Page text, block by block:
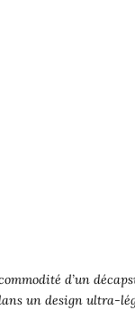
d’un
un design ultra-